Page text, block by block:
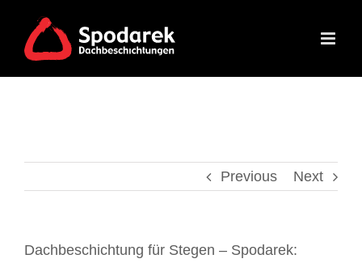
content
Previous Next
Dachbeschichtung für Stegen – Spodarek: